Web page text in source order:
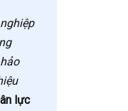
lực